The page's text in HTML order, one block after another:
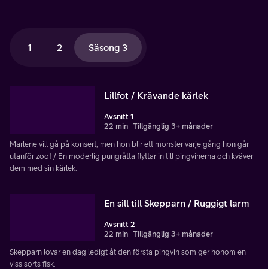
1 2 Säsong 3
Lillfot / Krävande kärlek
Avsnitt 1
22 min Tillgänglig 3+ månader
Marlene vill gå på konsert, men hon blir ett monster varje gång hon går
utanför zoo! / En moderlig pungråtta flyttar in till pingvinerna och kväver
dem med sin kärlek.
En sill till Skepparn / Ruggigt larm
Avsnitt 2
22 min Tillgänglig 3+ månader
Skepparn lovar en dag ledigt åt den första pingvin som ger honom en
viss sorts fisk.